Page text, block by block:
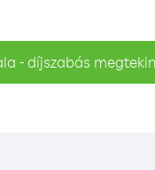
- díjszabás